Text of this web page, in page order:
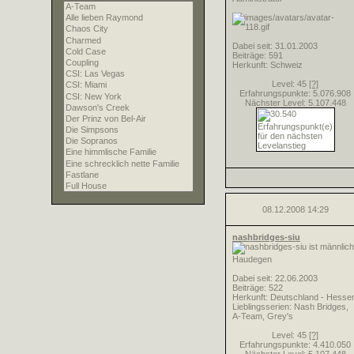
Dabei seit: 31.01.2003
Beiträge: 591
Herkunft: Schweiz
Level: 45 [?]
Erfahrungspunkte: 5.076.908
Nächster Level: 5.107.448
08.12.2008 14:29
nashbridges-siu
Haudegen
Dabei seit: 22.06.2003
Beiträge: 522
Herkunft: Deutschland -
Lieblingsserien: Nash Bridges,
A-Team, Grey's
Level: 45 [?]
Erfahrungspunkte: 4.410.050